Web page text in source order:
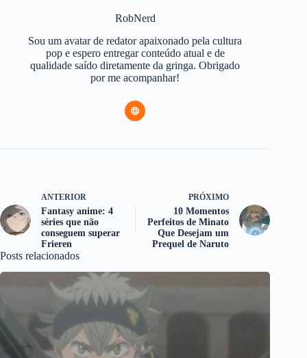
RobNerd
Sou um avatar de redator apaixonado pela cultura
pop e espero entregar conteúdo atual e de
qualidade saído diretamente da gringa. Obrigado
por me acompanhar!
ANTERIOR
Fantasy anime: 4
séries que não
conseguem superar
Frieren
PRÓXIMO
10 Momentos
Perfeitos de Minato
Que Desejam um
Prequel de Naruto
Posts relacionados